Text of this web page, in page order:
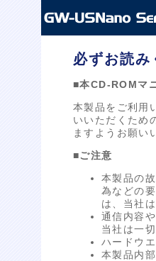
必ずお読み
■本CD-ROMマ
本製品をご利用
いいただくため
ますようお願い
■ご注意
本製品の
為などの
は、当社
通信内容
当社は一
ハードウ
本製品内